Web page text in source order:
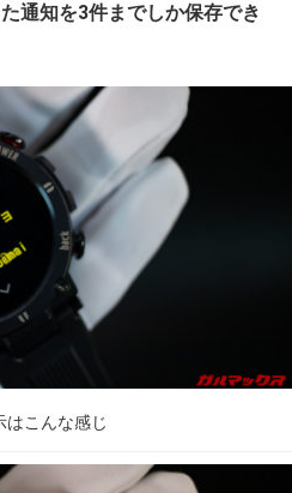
通知を3件までしか保存でき
はこんな感じ